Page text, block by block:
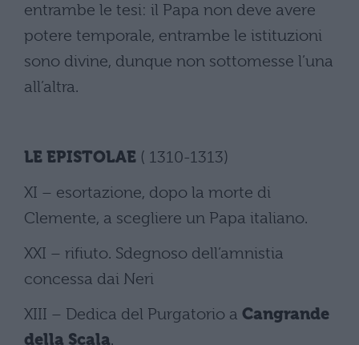
entrambe le tesi: il Papa non deve avere
potere temporale, entrambe le istituzioni
sono divine, dunque non sottomesse l’una
all’altra.
LE EPISTOLAE ( 1310-1313)
XI – esortazione, dopo la morte di
Clemente, a scegliere un Papa italiano.
XXI – rifiuto. Sdegnoso dell’amnistia
concessa dai Neri
XIII – Dedica del Purgatorio a Cangrande
della Scala.